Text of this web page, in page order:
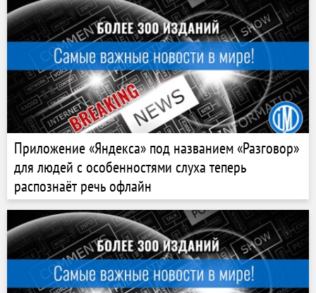
Приложение «Яндекса» под названием «Разговор»
для людей с особенностями слуха теперь
распознаёт речь офлайн